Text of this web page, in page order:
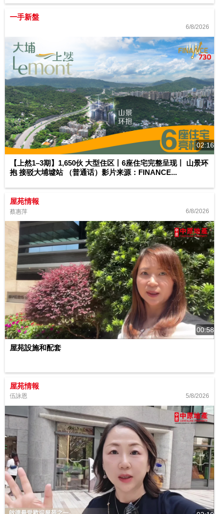
一手新盤
6/8/2026
02:16
【上然1–3期】1,650伙 大型住区丨6座住宅完整呈现丨 山景环
抱 接驳大埔墟站 （普通话）影片来源：FINANCE...
屋苑情報
蔡惠萍 6/8/2026
00:58
屋苑設施和配套
屋苑情報
伍詠恩 5/8/2026